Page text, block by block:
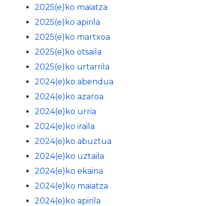
2025(e)ko maiatza
2025(e)ko apirila
2025(e)ko martxoa
2025(e)ko otsaila
2025(e)ko urtarrila
2024(e)ko abendua
2024(e)ko azaroa
2024(e)ko urria
2024(e)ko iraila
2024(e)ko abuztua
2024(e)ko uztaila
2024(e)ko ekaina
2024(e)ko maiatza
2024(e)ko apirila